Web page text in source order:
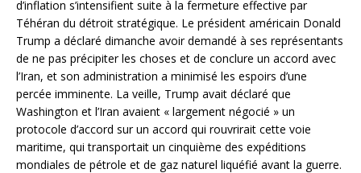
d’inflation s’intensifient suite à la fermeture effective par
Téhéran du détroit stratégique. Le président américain Donald
Trump a déclaré dimanche avoir demandé à ses représentants
de ne pas précipiter les choses et de conclure un accord avec
l’Iran, et son administration a minimisé les espoirs d’une
percée imminente. La veille, Trump avait déclaré que
Washington et l’Iran avaient « largement négocié » un
protocole d’accord sur un accord qui rouvrirait cette voie
maritime, qui transportait un cinquième des expéditions
mondiales de pétrole et de gaz naturel liquéfié avant la guerre.